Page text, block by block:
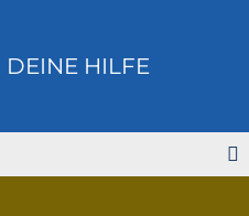
DEINE HILFE